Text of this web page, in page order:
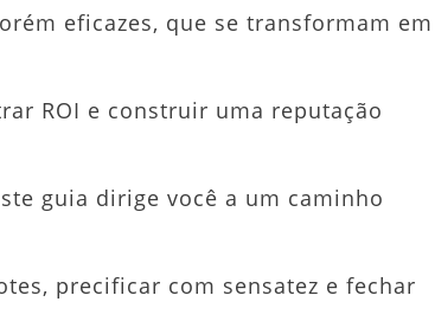
eficazes, que se transformam em
ROI e construir uma reputação
guia dirige você a um caminho
precificar com sensatez e fechar